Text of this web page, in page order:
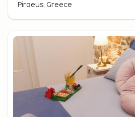
Piraeus, Greece